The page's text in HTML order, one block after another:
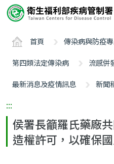
要
ALT+C
首頁 傳染病與防疫
第四類法定傳染病
流感併
最新消息及疫情訊息
新聞
:::
侯署長籲羅氏藥廠
造權許可，以確保